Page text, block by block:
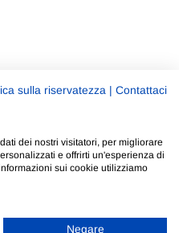
policysulla riservatezza Contattaci
dei nostri visitatori, per migliorare
e offrirti un'esperienza di
sui cookie utilizziamo
Negare